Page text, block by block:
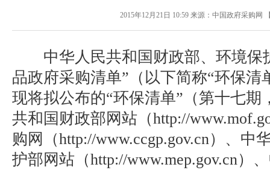
2015年12月21日 10:59来源： 中国政府采购网
中华人民共和国财政部、环境保
品政府采购清单”（以下简称“环保清
现将拟公布的“环保清单”（第十七期
共和国财政部网站（http://
购网（http://www.ccgp.gov.cn）、中
护部网站（http://www.mep.gov.cn）